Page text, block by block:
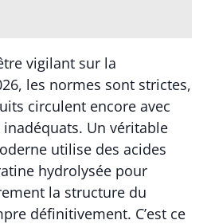
vigilant sur la
les normes sont strictes,
circulent encore avec
Un véritable
utilise des acides
hydrolysée pour
la structure du
définitivement. C’est ce